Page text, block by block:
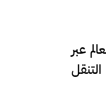
عبر